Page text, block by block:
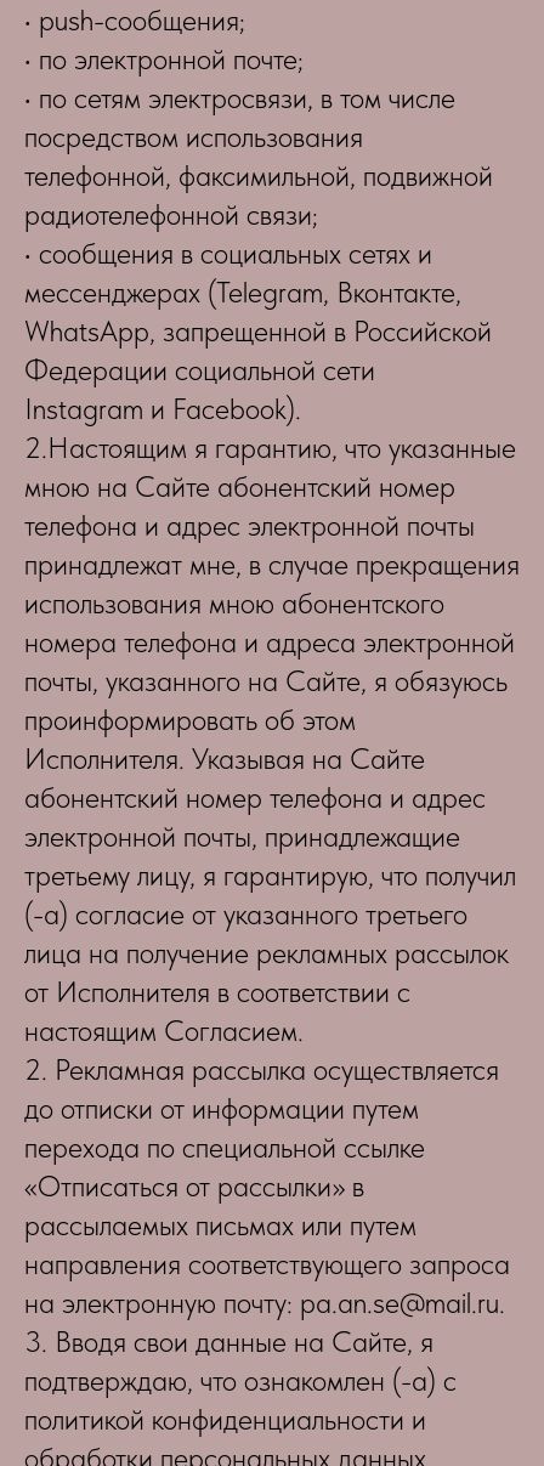
• push-сообщения;
• по электронной почте;
• по сетям электросвязи, в том числе
посредством использования
телефонной, факсимильной, подвижной
радиотелефонной связи;
• сообщения в социальных сетях и
мессенджерах (Telegram, Вконтакте,
WhatsApp, запрещенной в Российской
Федерации социальной сети
Instagram и Facebook).
2.Настоящим я гарантию, что указанные
мною на Сайте абонентский номер
телефона и адрес электронной почты
принадлежат мне, в случае прекращения
использования мною абонентского
номера телефона и адреса электронной
почты, указанного на Сайте, я обязуюсь
проинформировать об этом
Исполнителя. Указывая на Сайте
абонентский номер телефона и адрес
электронной почты, принадлежащие
третьему лицу, я гарантирую, что получил
(-а) согласие от указанного третьего
лица на получение рекламных рассылок
от Исполнителя в соответствии с
настоящим Согласием.
2. Рекламная рассылка осуществляется
до отписки от информации путем
перехода по специальной ссылке
«Отписаться от рассылки» в
рассылаемых письмах или путем
направления соответствующего запроса
на электронную почту: pa.an.se@mail.ru.
3. Вводя свои данные на Сайте, я
подтверждаю, что ознакомлен (-а) с
политикой конфиденциальности и
обработки персональных данных